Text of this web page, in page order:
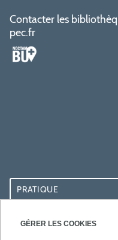
GÉRER LES COOKIES
Contacter les
pec.fr
PRATIQUE
ACCÈS RAPIDES